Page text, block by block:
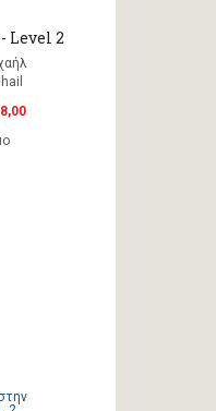
Level 2